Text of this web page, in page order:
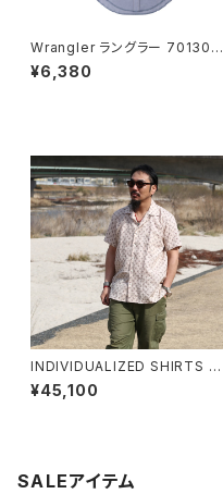
Wrangler ラングラー 70130M
W シャンブレー 長袖シャツ ウ
エスタンシャツ
¥6,380
INDIVIDUALIZED SHIRTS イ
ンディビジュアライズドシャツ Vi
ntage Linen Camp Collar S
¥45,100
SALEアイテム